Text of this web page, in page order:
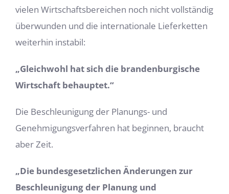
vielen Wirtschaftsbereichen noch nicht vollständig
überwunden und die internationale Lieferketten
weiterhin instabil:
„Gleichwohl hat sich die brandenburgische
Wirtschaft behauptet.“
Die Beschleunigung der Planungs- und
Genehmigungsverfahren hat beginnen, braucht
aber Zeit.
„Die bundesgesetzlichen Änderungen zur
Beschleunigung der Planung und